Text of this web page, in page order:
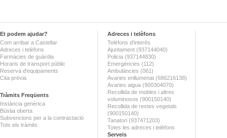
Et podem ajudar?
Com arribar a Castellar
Adreces i telèfons
Farmàcies de guàrdia
Horaris de transport públic
Reserva d'equipaments
Cita prèvia
Tràmits Freqüents
Instància genèrica
Bústia oberta
Subvencions per a la contractació
Tots els tràmits
Adreces i telèfons
Telèfons d'interès
Ajuntament (937144040)
Policia (937144830)
Emergències (112)
Ambulàncies (061)
Avaries enllumenat (686216138)
Avaries aigua (900304070)
Recollida de mobles i altres
voluminosos (900150140)
Recollida de restes vegetals
(900150140)
Tanatori (937471203)
Totes les adreces i telèfons
Serveis